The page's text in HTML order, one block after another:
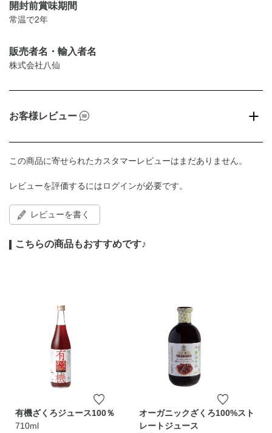
開封前賞味期間
常温で2年
販売者名・輸入者名
株式会社八仙
お客様レビュー
この商品に寄せられたカスタマーレビューはまだありません。
レビューを評価するにはログインが必要です。
レビューを書く
こちらの商品もおすすめです♪
有機ざくろジュース100％
710ml
オーガニックざくろ100%スト
レートジュース